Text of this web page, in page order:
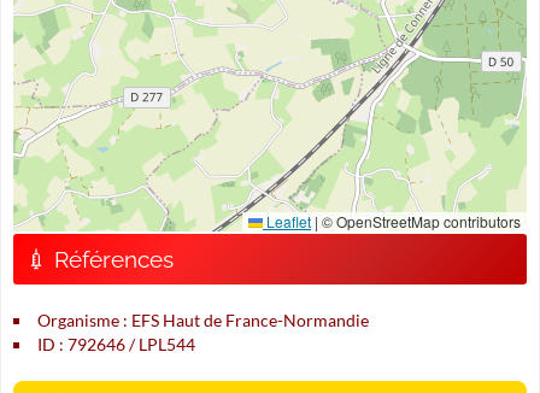
Leaflet | © OpenStreetMap contributors
💉 Références
Organisme : EFS Haut de France-Normandie
ID : 792646 / LPL544